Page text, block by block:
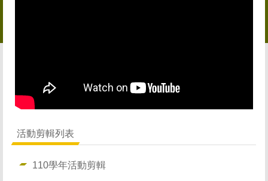
修業規則 Curriculum
影音活動 Video
聯絡我們 Connection
活動剪輯列表
110學年活動剪輯